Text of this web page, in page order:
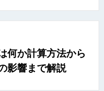
何か計算方法から
影響まで解説